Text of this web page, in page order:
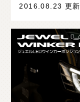
2016.08.23 更新